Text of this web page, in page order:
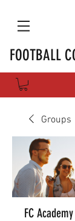
FOOTBALL
Groups
FC